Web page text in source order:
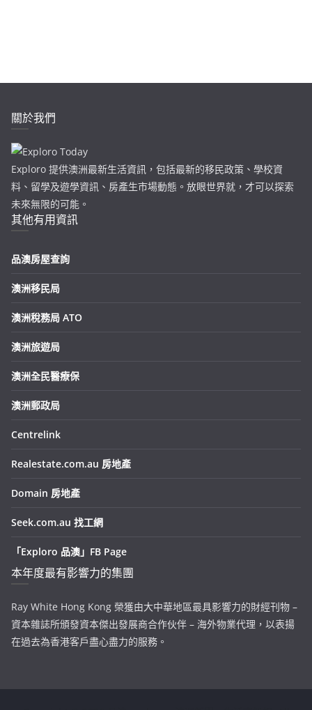
關於我們
Exploro 提供澳洲最新生活資訊，包括最新的移民政策、學校資
料、留學及遊學資訊、房產生市場動態。放眼世界就，才可以探索
未來無限的可能。
其他有用資訊
品澳房屋查詢
澳洲移民局
澳洲稅務局 ATO
澳洲旅遊局
澳洲全民醫療保
澳洲郵政局
Centrelink
Realestate.com.au 房地產
Domain 房地產
Seek.com.au 找工網
「Exploro 品澳」FB Page
本年度最有影響力的集團
Ray White Hong Kong 榮獲由大中華地區最具影響力的財經刊物 –
資本雜誌所頒發資本傑出發展商合作伙伴 – 海外物業代理，以表揚
在過去為香港客戶盡心盡力的服務。